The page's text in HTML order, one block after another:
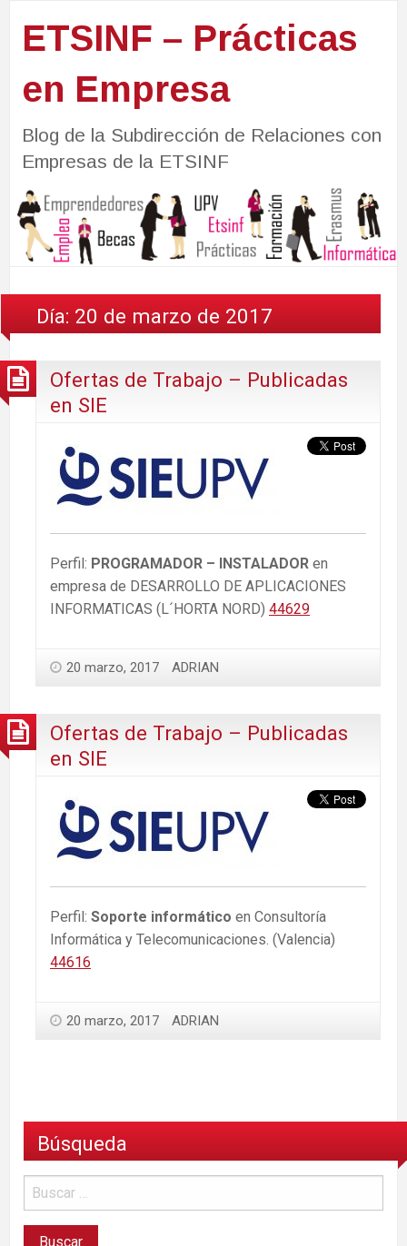
ETSINF – Prácticas
en Empresa
Blog de la Subdirección de Relaciones con
Empresas de la ETSINF
Día: 20 de marzo de 2017
Ofertas de Trabajo – Publicadas
en SIE
Perfil: PROGRAMADOR – INSTALADOR en
empresa de DESARROLLO DE APLICACIONES
INFORMATICAS (L´HORTA NORD) 44629
20 marzo, 2017 ADRIAN
Ofertas de Trabajo – Publicadas
en SIE
Perfil: Soporte informático en Consultoría
Informática y Telecomunicaciones. (Valencia)
44616
20 marzo, 2017 ADRIAN
Búsqueda